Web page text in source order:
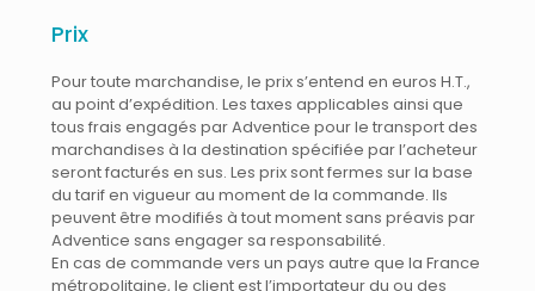
Prix
Pour toute marchandise, le prix s’entend en euros H.T.,
au point d’expédition. Les taxes applicables ainsi que
tous frais engagés par Adventice pour le transport des
marchandises à la destination spécifiée par l’acheteur
seront facturés en sus. Les prix sont fermes sur la base
du tarif en vigueur au moment de la commande. Ils
peuvent être modifiés à tout moment sans préavis par
Adventice sans engager sa responsabilité.
En cas de commande vers un pays autre que la France
métropolitaine, le client est l’importateur du ou des